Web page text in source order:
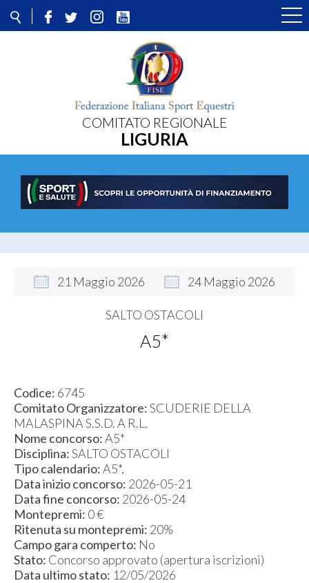
COMITATO REGIONALE
LIGURIA
21 Maggio 2026 24 Maggio 2026
A5*
Codice: 6745
Comitato Organizzatore:SCUDERIE DELLA
MALASPINA S.S.D. A R.L.
Nome concorso:A5*
Disciplina:SALTO OSTACOLI
Tipo calendario:A5*,
Data inizio concorso: 2026-05-21
Data fine concorso: 2026-05-24
Montepremi: 0 €
Ritenuta su montepremi: 20%
Campo gara comperto: No
Stato: Concorso approvato (apertura iscrizioni)
Data ultimo stato: 12/05/2026
SALTO OSTACOLI